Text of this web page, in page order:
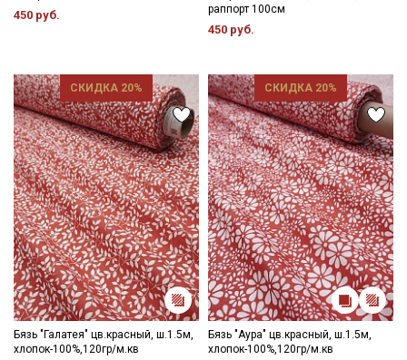
450 руб.
раппорт 100см
450 руб.
СКИДКА 20%
Бязь "Галатея" цв.красный, ш.1.5м,
хлопок-100%,120гр/м.кв
СКИДКА 20%
Бязь "Аура" цв.красный, ш.1.5м,
хлопок-100%,120гр/м.кв